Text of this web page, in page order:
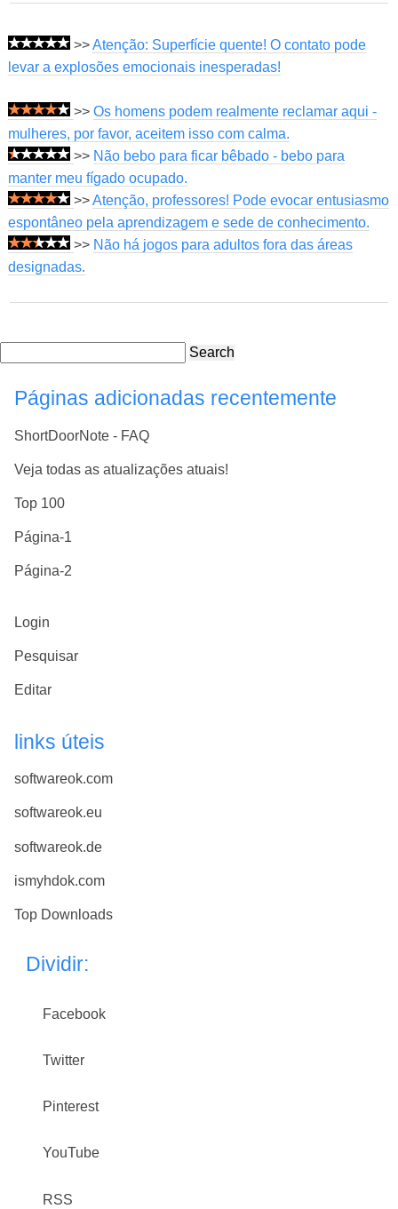
>>Atenção: Superfície quente! O contato pode
levar a explosões emocionais inesperadas!
>> Os homens podem realmente reclamar aqui -
mulheres, por favor, aceitem isso com calma.
>> Não bebo para ficar bêbado - bebo para
manter meu fígado ocupado.
>>Atenção, professores! Pode evocar entusiasmo
espontâneo pela aprendizagem e sede de conhecimento.
>> Não há jogos para adultos fora das áreas
designadas.
Search
Páginas adicionadas recentemente
ShortDoorNote - FAQ
Veja todas as atualizações atuais!
Top 100
Página-1
Página-2
Login
Pesquisar
Editar
links úteis
softwareok.com
softwareok.eu
softwareok.de
ismyhdok.com
Top Downloads
Dividir:
Facebook
Twitter
Pinterest
YouTube
RSS